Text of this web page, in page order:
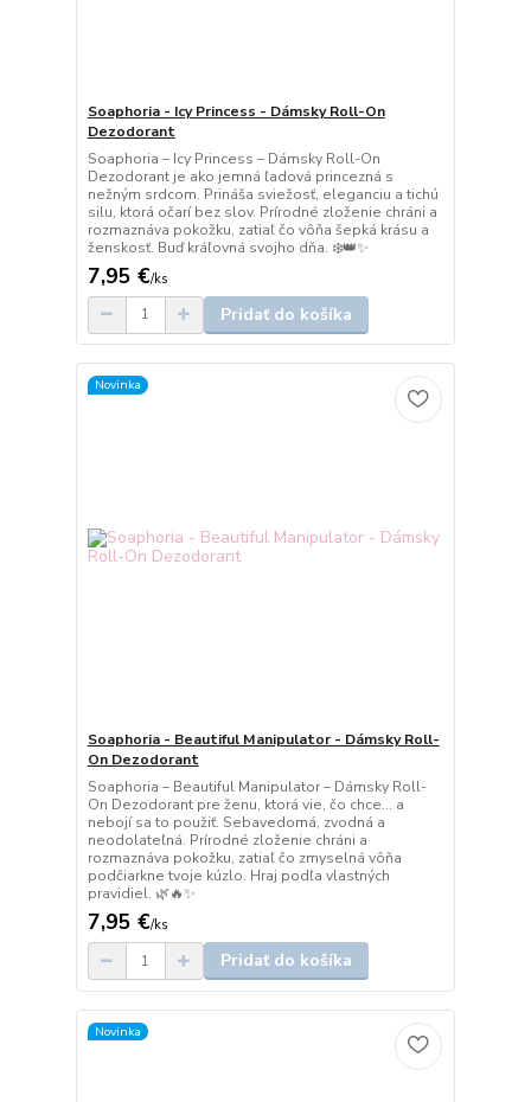
Soaphoria - Icy Princess - Dámsky Roll-On
Dezodorant
Soaphoria – Icy Princess – Dámsky Roll-On
Dezodorant je ako jemná ľadová princezná s
nežným srdcom. Prináša sviežosť, eleganciu a tichú
silu, ktorá očarí bez slov. Prírodné zloženie chráni a
rozmaznáva pokožku, zatiaľ čo vôňa šepká krásu a
ženskosť. Buď kráľovná svojho dňa. ❄️👑✨
7,95 €/ks
Pridať do košíka
Novinka
Soaphoria - Beautiful Manipulator - Dámsky Roll-
On Dezodorant
Soaphoria – Beautiful Manipulator – Dámsky Roll-
On Dezodorant pre ženu, ktorá vie, čo chce… a
nebojí sa to použiť. Sebavedomá, zvodná a
neodolateľná. Prírodné zloženie chráni a
rozmaznáva pokožku, zatiaľ čo zmyselná vôňa
podčiarkne tvoje kúzlo. Hraj podľa vlastných
pravidiel. 🌿🔥✨
7,95 €/ks
Pridať do košíka
Novinka